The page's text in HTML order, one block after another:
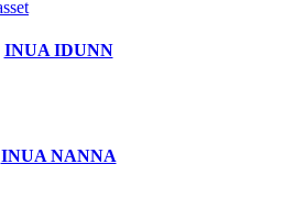
INUA IDUNN
INUA NANNA